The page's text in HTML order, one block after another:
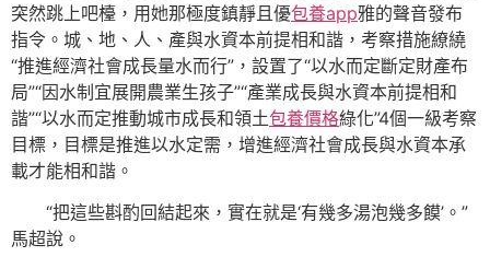
突然跳上吧檯，用她那極度鎮靜且優包養app雅的聲音發布
指令。城、地、人、產與水資本前提相和諧，考察措施繚繞
“推進經濟社會成長量水而行”，設置了“以水而定斷定財產布
局”“因水制宜展開農業生孩子”“產業成長與水資本前提相和
諧”“以水而定推動城市成長和領土包養價格綠化”4個一級考察
目標，目標是推進以水定需，增進經濟社會成長與水資本承
載才能相和諧。
“把這些斟酌回結起來，實在就是‘有幾多湯泡幾多饃’。”
馬超說。